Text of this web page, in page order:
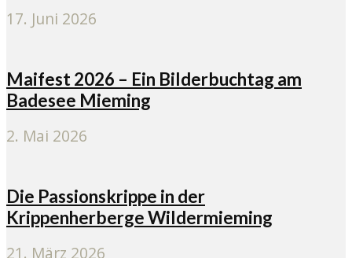
17. Juni 2026
Maifest 2026 – Ein Bilderbuchtag am
Badesee Mieming
2. Mai 2026
Die Passionskrippe in der
Krippenherberge Wildermieming
21. März 2026